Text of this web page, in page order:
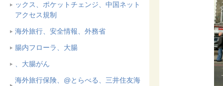
ックス、ポケットチェンジ、中国ネット
アクセス規制
海外旅行、安全情報、外務省
腸内フローラ、大腸
、大腸がん
海外旅行保険、@とらべる、三井住友海